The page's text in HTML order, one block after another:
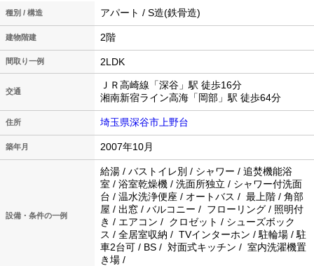
種別 / 構造 アパート / S造(鉄骨造)
建物階建 2階
間取り一例 2LDK
交通
ＪＲ高崎線「深谷」駅 徒歩16分
湘南新宿ライン高海「岡部」駅 徒歩64分
住所 埼玉県深谷市上野台
築年月 2007年10月
設備・条件の一例
給湯 / バストイレ別 / シャワー / 追焚機能浴
室 / 浴室乾燥機 / 洗面所独立 / シャワー付洗面
台 / 温水洗浄便座 / オートバス / 最上階 / 角部
屋 / 出窓 / バルコニー / フローリング / 照明付
き / エアコン / クロゼット / シューズボック
ス / 全居室収納 / TVインターホン / 駐輪場 / 駐
車2台可 / BS / 対面式キッチン / 室内洗濯機置
き場 /